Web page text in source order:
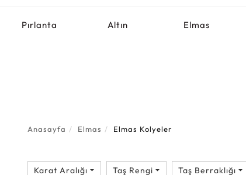
Pırlanta Altın Elmas
Anasayfa Elmas Elmas Kolyeler
Karat Aralığı Taş Rengi Taş Berraklığı